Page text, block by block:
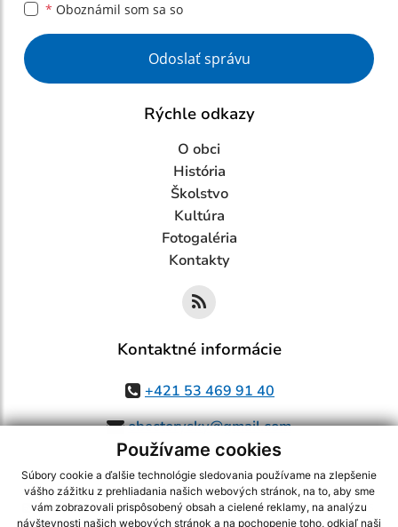
Používame cookies
Súbory cookie a ďalšie technológie sledovania používame na zlepšenie
vášho zážitku z prehliadania našich webových stránok, na to, aby sme
vám zobrazovali prispôsobený obsah a cielené reklamy, na analýzu
návštevnosti našich webových stránok a na pochopenie toho, odkiaľ naši
* Oboznámil som sa so
Google reCaptcha Response
Odoslať správu
Rýchle odkazy
O obci
História
Školstvo
Kultúra
Fotogaléria
Kontakty
Kontaktné informácie
+421 53 469 91 40
obectorysky@gmail.com
využite možnosť získavania aktuálnych informácií s využitím RSS